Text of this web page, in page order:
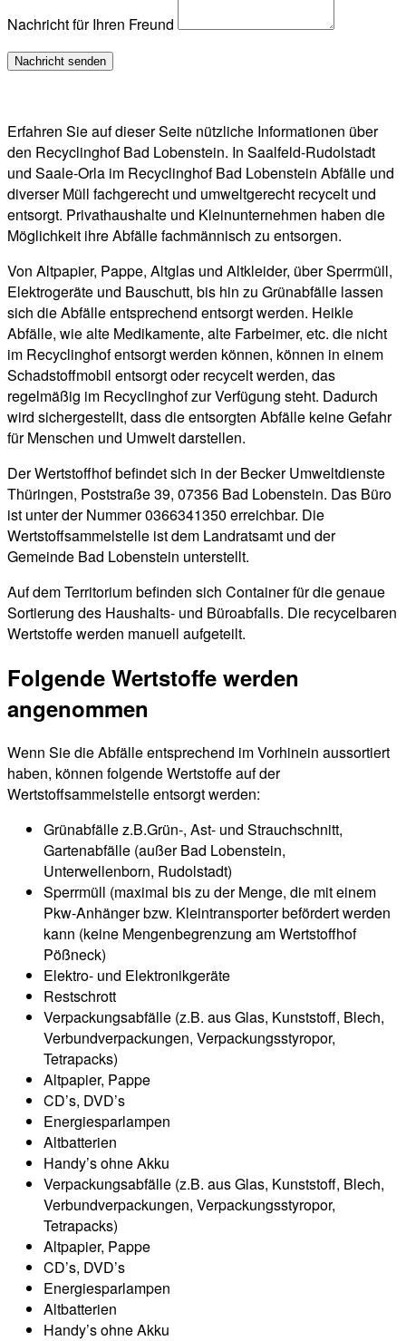
Nachricht für Ihren Freund
Erfahren Sie auf dieser Seite nützliche Informationen über
den Recyclinghof Bad Lobenstein. In Saalfeld-Rudolstadt
und Saale-Orla im Recyclinghof Bad Lobenstein Abfälle und
diverser Müll fachgerecht und umweltgerecht recycelt und
entsorgt. Privathaushalte und Kleinunternehmen haben die
Möglichkeit ihre Abfälle fachmännisch zu entsorgen.
Von Altpapier, Pappe, Altglas und Altkleider, über Sperrmüll,
Elektrogeräte und Bauschutt, bis hin zu Grünabfälle lassen
sich die Abfälle entsprechend entsorgt werden. Heikle
Abfälle, wie alte Medikamente, alte Farbeimer, etc. die nicht
im Recyclinghof entsorgt werden können, können in einem
Schadstoffmobil entsorgt oder recycelt werden, das
regelmäßig im Recyclinghof zur Verfügung steht. Dadurch
wird sichergestellt, dass die entsorgten Abfälle keine Gefahr
für Menschen und Umwelt darstellen.
Der Wertstoffhof befindet sich in der Becker Umweltdienste
Thüringen, Poststraße 39, 07356 Bad Lobenstein. Das Büro
ist unter der Nummer 0366341350 erreichbar. Die
Wertstoffsammelstelle ist dem Landratsamt und der
Gemeinde Bad Lobenstein unterstellt.
Auf dem Territorium befinden sich Container für die genaue
Sortierung des Haushalts- und Büroabfalls. Die recycelbaren
Wertstoffe werden manuell aufgeteilt.
Folgende Wertstoffe werden
angenommen
Wenn Sie die Abfälle entsprechend im Vorhinein aussortiert
haben, können folgende Wertstoffe auf der
Wertstoffsammelstelle entsorgt werden:
Grünabfälle z.B.Grün-, Ast- und Strauchschnitt,
Gartenabfälle (außer Bad Lobenstein,
Unterwellenborn, Rudolstadt)
Sperrmüll (maximal bis zu der Menge, die mit einem
Pkw-Anhänger bzw. Kleintransporter befördert werden
kann (keine Mengenbegrenzung am Wertstoffhof
Pößneck)
Elektro- und Elektronikgeräte
Restschrott
Verpackungsabfälle (z.B. aus Glas, Kunststoff, Blech,
Verbundverpackungen, Verpackungsstyropor,
Tetrapacks)
Altpapier, Pappe
CD’s, DVD’s
Energiesparlampen
Altbatterien
Handy’s ohne Akku
Verpackungsabfälle (z.B. aus Glas, Kunststoff, Blech,
Verbundverpackungen, Verpackungsstyropor,
Tetrapacks)
Altpapier, Pappe
CD’s, DVD’s
Energiesparlampen
Altbatterien
Handy’s ohne Akku